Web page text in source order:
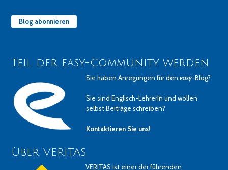
Blog abonnieren
Teil der easy-Community werden
Sie haben Anregungen für deneasy-Blog?
Sie sind Englisch-LehrerIn und wollen
selbst Beiträge schreiben?
Kontaktieren Sie uns!
Über VERITAS
VERITAS ist einer der führenden